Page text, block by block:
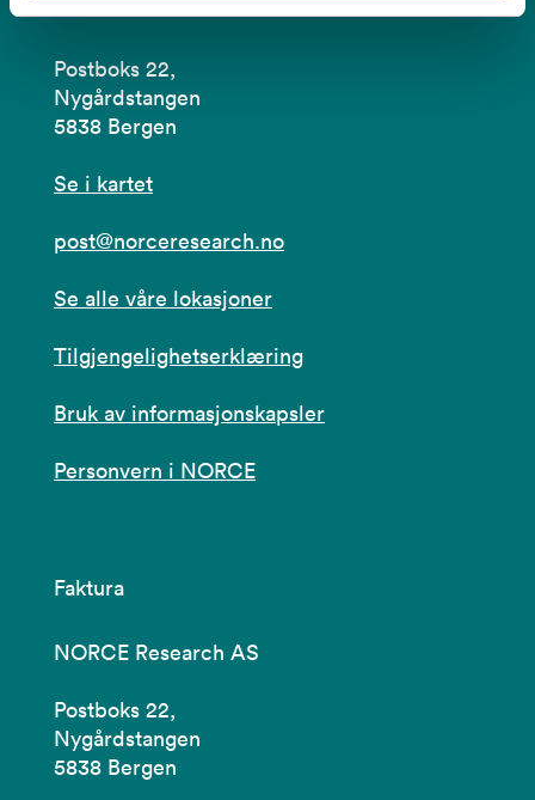
Postboks 22,
Nygårdstangen
5838 Bergen
Se i kartet
post@norceresearch.no
Se alle våre lokasjoner
Tilgjengelighetserklæring
Bruk av informasjonskapsler
Personvern i NORCE
Faktura
NORCE Research AS
Postboks 22,
Nygårdstangen
5838 Bergen